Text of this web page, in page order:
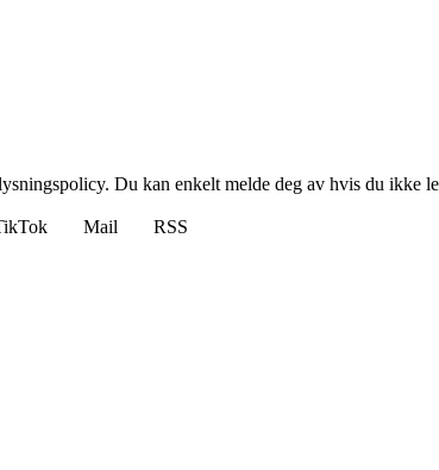
Du kan enkelt melde deg av hvis du ikke
Mail
RSS